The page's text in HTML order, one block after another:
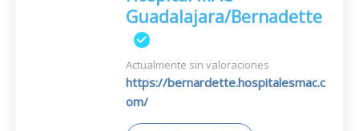
Guadalajara/Bernadette
Actualmente sin valoraciones
https://bernardette.hospitalesmac.c
om/